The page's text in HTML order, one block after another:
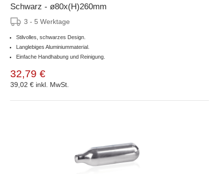
Schwarz - ø80x(H)260mm
3 - 5 Werktage
Stilvolles, schwarzes Design.
Langlebiges Aluminiummaterial.
Einfache Handhabung und Reinigung.
32,79 €
39,02 € inkl. MwSt.